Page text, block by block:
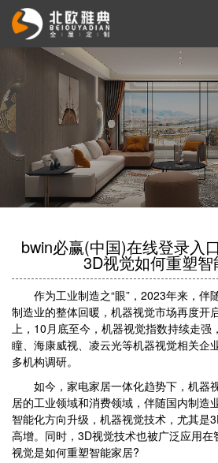
bwin必赢(中国)在线登录入
3D视觉如何重塑智
作为工业制造之“眼”，2023年来，伴
制造业的整体回暖，机器视觉市场再度开
上，10月底至今，机器视觉指数持续走强
瞳、海康威视、凌云光等机器视觉相关企
多机构调研。
如今，家电家居一体化趋势下，机器
居的工业领域和消费领域，伴随国内制造
智能化方向升级，机器视觉技术，尤其是
高增。同时，3D视觉技术也被广泛应用
视觉是如何重塑智能家居?